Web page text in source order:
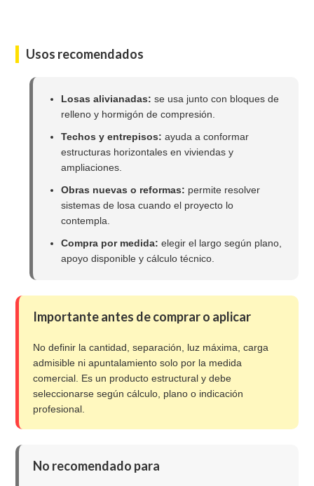
Usos recomendados
Losas alivianadas: se usa junto con bloques de
relleno y hormigón de compresión.
Techos y entrepisos: ayuda a conformar
estructuras horizontales en viviendas y
ampliaciones.
Obras nuevas o reformas: permite resolver
sistemas de losa cuando el proyecto lo
contempla.
Compra por medida: elegir el largo según plano,
apoyo disponible y cálculo técnico.
Importante antes de comprar o aplicar
No definir la cantidad, separación, luz máxima, carga
admisible ni apuntalamiento solo por la medida
comercial. Es un producto estructural y debe
seleccionarse según cálculo, plano o indicación
profesional.
No recomendado para